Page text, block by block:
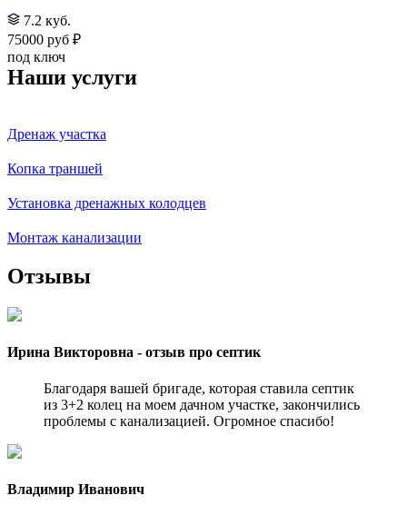
7.2 куб.
75000 руб ₽
под ключ
Наши услуги
Дренаж участка
Копка траншей
Установка дренажных колодцев
Монтаж канализации
Отзывы
Ирина Викторовна - отзыв про септик
Благодаря вашей бригаде, которая ставила септик
из 3+2 колец на моем дачном участке, закончились
проблемы с канализацией. Огромное спасибо!
Владимир Иванович